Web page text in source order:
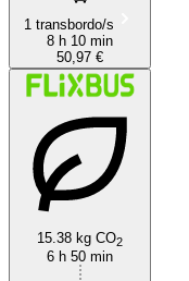
1 transbordo/s
8 h 10 min
50,97 €
15.38 kg CO2
6 h 50 min